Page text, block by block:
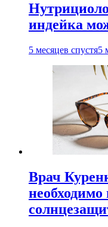
индейка
5 месяцев спустя5
Врач
необходимо